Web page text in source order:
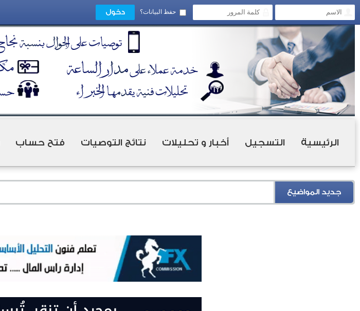
حفظ البيانات؟
الرئيسية التسجيل أخبار و تحليلات نتائج التوصيات فتح حساب
جديد المواضيع